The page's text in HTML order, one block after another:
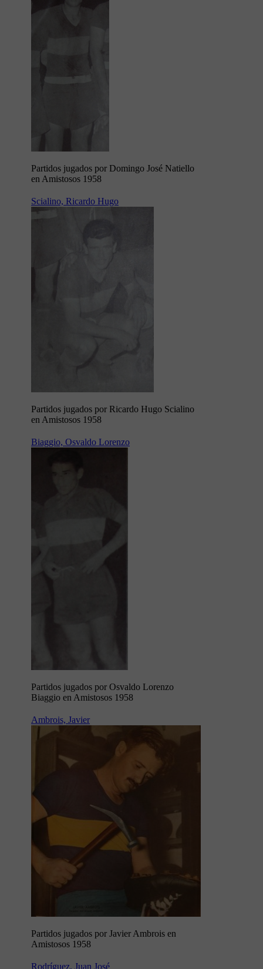
Partidos jugados por Domingo José Natiello
en Amistosos 1958
Scialino, Ricardo Hugo
Partidos jugados por Ricardo Hugo Scialino
en Amistosos 1958
Biaggio, Osvaldo Lorenzo
Partidos jugados por Osvaldo Lorenzo
Biaggio en Amistosos 1958
Ambrois, Javier
Partidos jugados por Javier Ambrois en
Amistosos 1958
Rodríguez, Juan José